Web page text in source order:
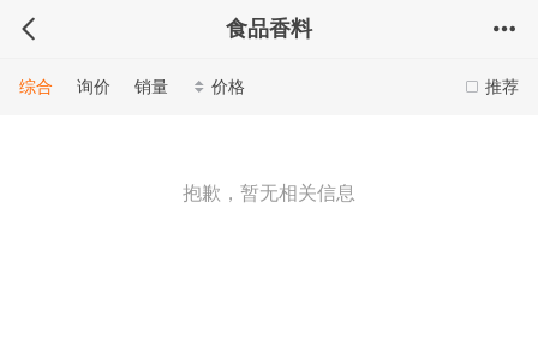
食品香料
推荐
综合 询价 销量 价格
抱歉，暂无相关信息